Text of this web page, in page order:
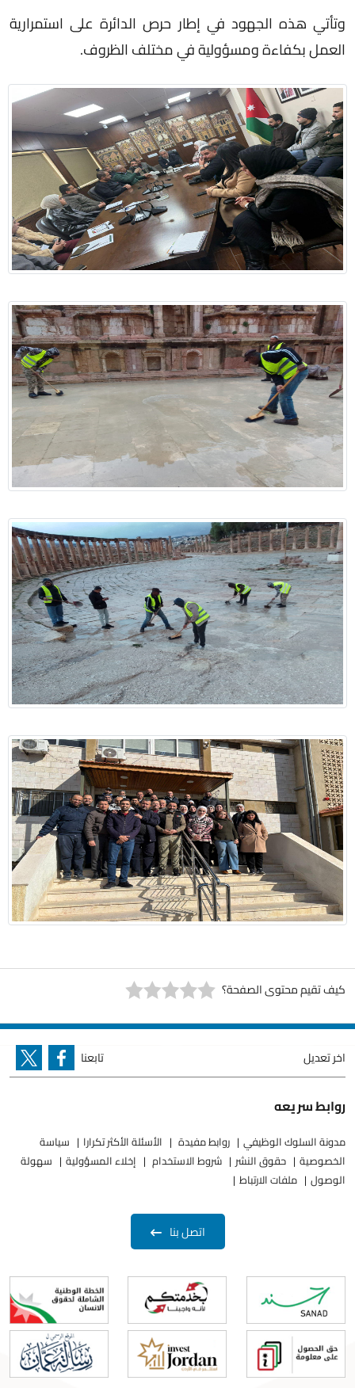
وتأتي هذه الجهود في إطار حرص الدائرة على استمرارية
العمل بكفاءة ومسؤولية في مختلف الظروف.
كيف تقيم محتوى الصفحة؟
اخر تعديل تابعنا
روابط سريعه
مدونة السلوك الوظيفي روابط مفيدة الأسئلة الأكثر تكرارا
سياسة
الخصوصية
حقوق النشر شروط الاستخدام إخلاء المسؤولية
سهولة
الوصول
ملفات الارتباط
اتصل بنا